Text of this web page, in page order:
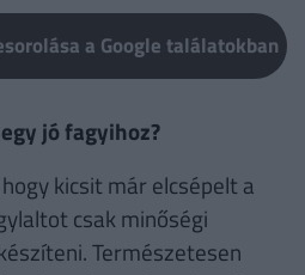
a Google találatokban
jó fagyihoz?
kicsit már elcsépelt a
csak minőségi
Természetesen